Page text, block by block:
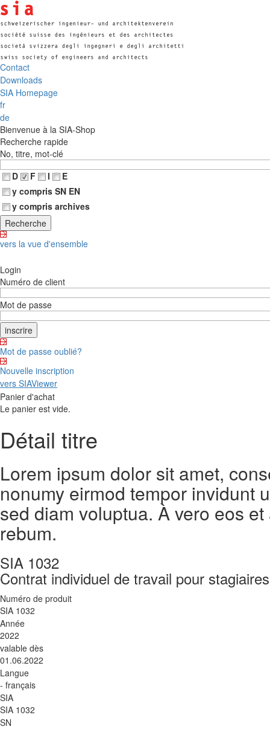
Contact
Downloads
SIA Homepage
fr
de
Bienvenue à la SIA-Shop
Recherche rapide
No, titre, mot-clé
D
F I
E
y compris SN EN
y compris archives
vers la vue d'ensemble
Login
Numéro de client
Mot de passe
Mot de passe oublié?
Nouvelle inscription
vers SIAViewer
Panier d'achat
Le panier est vide.
Détail titre
Lorem ipsum dolor sit amet,
nonumy eirmod tempor invidunt
sed diam voluptua. À vero eos
rebum.
SIA 1032
Contrat individuel de travail pour stagiaires
Numéro de produit
SIA 1032
Année
2022
valable dès
01.06.2022
Langue
- français
SIA
SIA 1032
SN